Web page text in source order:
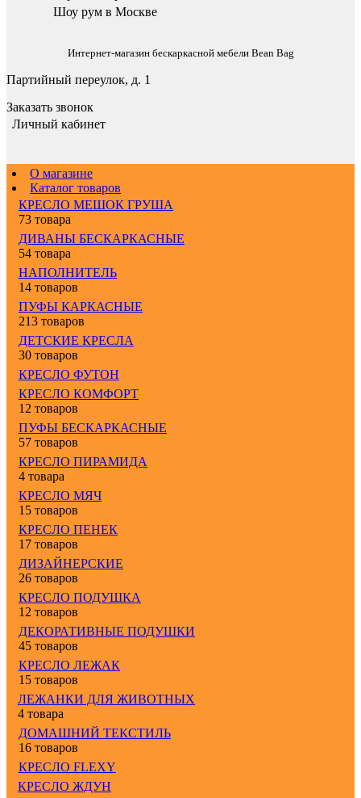
Шоу рум в Москве
Интернет-магазин бескаркасной мебели Bean Bag
Партийный переулок, д. 1
Заказать звонок
Личный кабинет
О магазине
Каталог товаров
КРЕСЛО МЕШОК ГРУША
73 товара
ДИВАНЫ БЕСКАРКАСНЫЕ
54 товара
НАПОЛНИТЕЛЬ
14 товаров
ПУФЫ КАРКАСНЫЕ
213 товаров
ДЕТСКИЕ КРЕСЛА
30 товаров
КРЕСЛО ФУТОН
КРЕСЛО КОМФОРТ
12 товаров
ПУФЫ БЕСКАРКАСНЫЕ
57 товаров
КРЕСЛО ПИРАМИДА
4 товара
КРЕСЛО МЯЧ
15 товаров
КРЕСЛО ПЕНЕК
17 товаров
ДИЗАЙНЕРСКИЕ
26 товаров
КРЕСЛО ПОДУШКА
12 товаров
ДЕКОРАТИВНЫЕ ПОДУШКИ
45 товаров
КРЕСЛО ЛЕЖАК
15 товаров
ЛЕЖАНКИ ДЛЯ ЖИВОТНЫХ
4 товара
ДОМАШНИЙ ТЕКСТИЛЬ
16 товаров
КРЕСЛО FLEXY
КРЕСЛО ЖДУН